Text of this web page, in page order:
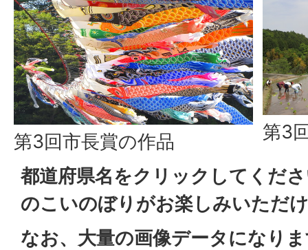
第3回市長賞の作品
第3
都道府県名をクリックしてくだ
のこいのぼりがお楽しみいただ
なお、大量の画像データになり